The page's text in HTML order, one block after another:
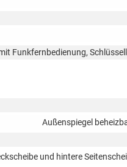
Funkfernbedienung,
Außenspiegel
und hintere